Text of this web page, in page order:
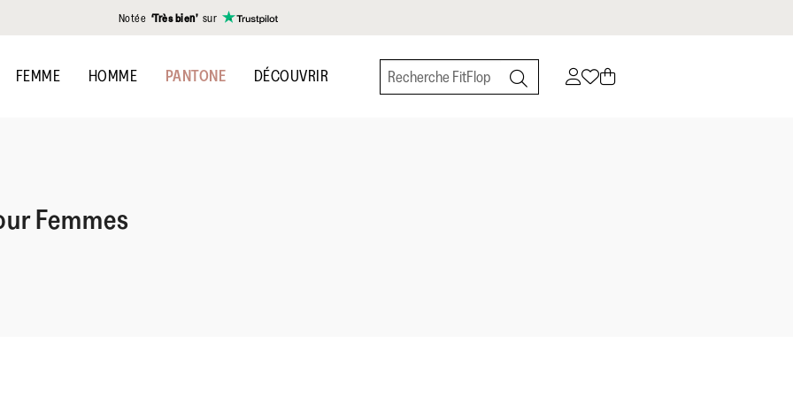
Notée ‘Très bien’ sur
FEMME HOMME PANTONE DÉCOUVRIR
Femmes